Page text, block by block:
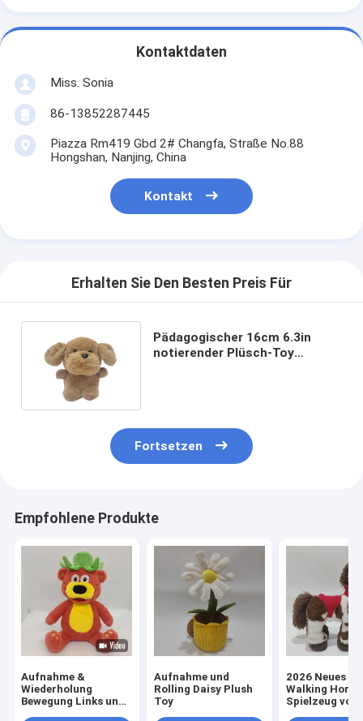
Kontaktdaten
Miss. Sonia
86-13852287445
Piazza Rm419 Gbd 2# Changfa, Straße No.88
Hongshan, Nanjing, China
Kontakt
Erhalten Sie Den Besten Preis Für
Pädagogischer 16cm 6.3in
notierender Plüsch-Toy
Fortsetzen
Empfohlene Produkte
Aufnahme &
Wiederholung
Bewegung Links und
Aufnahme und
Rolling Daisy Plush
Toy
2026 Neues
Walking Horse
Spielzeug von